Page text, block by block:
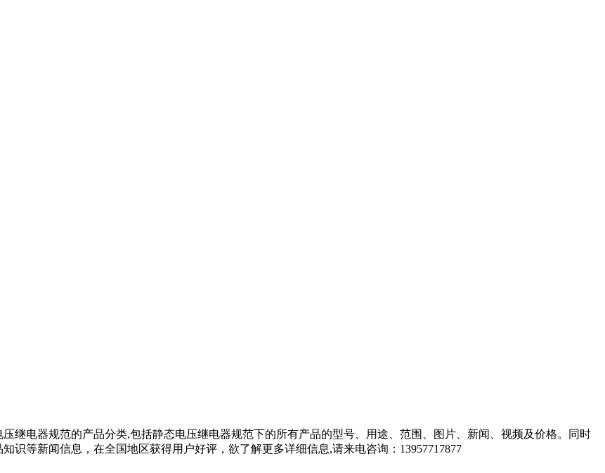
继电器规范的产品分类,包括静态电压继电器规范下的所有产品的型号、用途、范围、图片、新闻、视频及价格。同时
识等新闻信息，在全国地区获得用户好评，欲了解更多详细信息,请来电咨询：13957717877